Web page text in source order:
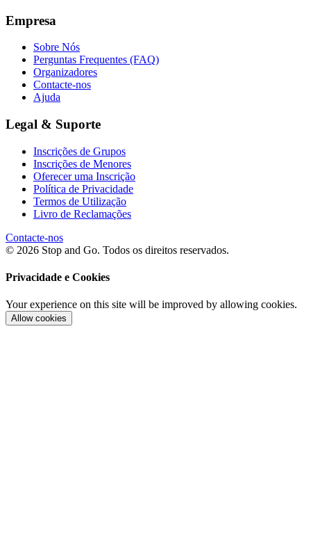
Empresa
Sobre Nós
Perguntas Frequentes (FAQ)
Organizadores
Contacte-nos
Ajuda
Legal & Suporte
Inscrições de Grupos
Inscrições de Menores
Oferecer uma Inscrição
Política de Privacidade
Termos de Utilização
Livro de Reclamações
Contacte-nos
© 2026 Stop and Go. Todos os direitos reservados.
Privacidade e Cookies
Your experience on this site will be improved by allowing cookies.
Allow cookies